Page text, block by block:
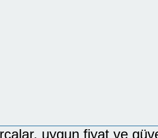
uygun fiyat ve